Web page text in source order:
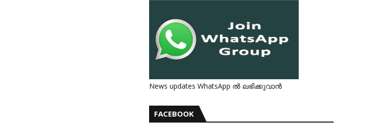
News updates WhatsApp ൽ ലഭിക്കുവാൻ
FACEBOOK